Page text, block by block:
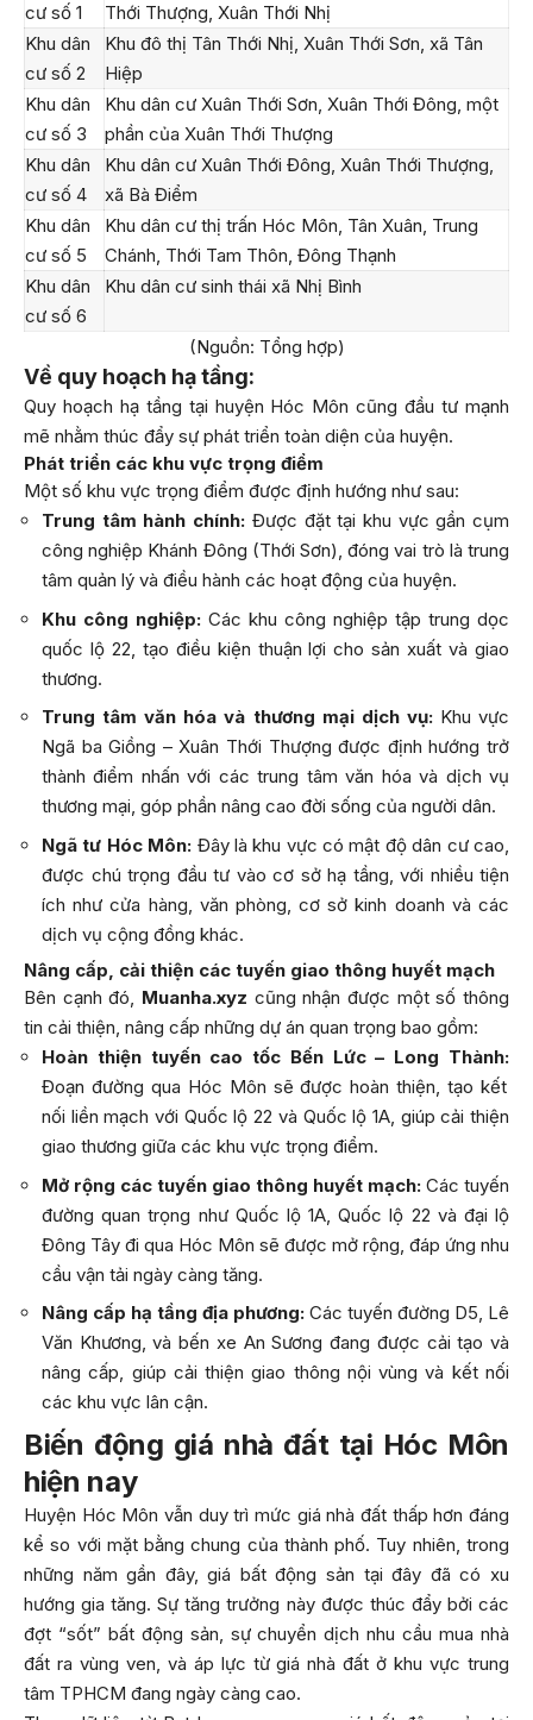
cư số 1
Thới Thượng, Xuân Thới Nhị
Khu dân
cư số 2
Khu đô thị Tân Thới Nhị, Xuân Thới Sơn, xã Tân
Hiệp
Khu dân
cư số 3
Khu dân cư Xuân Thới Sơn, Xuân Thới Đông, một
phần của Xuân Thới Thượng
Khu dân
cư số 4
Khu dân cư Xuân Thới Đông, Xuân Thới Thượng,
xã Bà Điểm
Khu dân
cư số 5
Khu dân cư thị trấn Hóc Môn, Tân Xuân, Trung
Chánh, Thới Tam Thôn, Đông Thạnh
Khu dân
cư số 6
Khu dân cư sinh thái xã Nhị Bình
(Nguồn: Tổng hợp)
Về quy hoạch hạ tầng:
Quy hoạch hạ tầng tại huyện Hóc Môn cũng đầu tư mạnh
mẽ nhằm thúc đẩy sự phát triển toàn diện của huyện.
Phát triển các khu vực trọng điểm
Một số khu vực trọng điểm được định hướng như sau:
Trung tâm hành chính: Được đặt tại khu vực gần cụm
công nghiệp Khánh Đông (Thới Sơn), đóng vai trò là trung
tâm quản lý và điều hành các hoạt động của huyện.
Khu công nghiệp: Các khu công nghiệp tập trung dọc
quốc lộ 22, tạo điều kiện thuận lợi cho sản xuất và giao
thương.
Trung tâm văn hóa và thương mại dịch vụ:Khu vực
Ngã ba Giồng – Xuân Thới Thượng được định hướng trở
thành điểm nhấn với các trung tâm văn hóa và dịch vụ
thương mại, góp phần nâng cao đời sống của người dân.
Ngã tư Hóc Môn: Đây là khu vực có mật độ dân cư cao,
được chú trọng đầu tư vào cơ sở hạ tầng, với nhiều tiện
ích như cửa hàng, văn phòng, cơ sở kinh doanh và các
dịch vụ cộng đồng khác.
Nâng cấp, cải thiện các tuyến giao thông huyết mạch
Bên cạnh đó, Muanha.xyz cũng nhận được một số thông
tin cải thiện, nâng cấp những dự án quan trọng bao gồm:
Hoàn thiện tuyến cao tốc Bến Lức – Long Thành:
Đoạn đường qua Hóc Môn sẽ được hoàn thiện, tạo kết
nối liền mạch với Quốc lộ 22 và Quốc lộ 1A, giúp cải thiện
giao thương giữa các khu vực trọng điểm.
Mở rộng các tuyến giao thông huyết mạch: Các tuyến
đường quan trọng như Quốc lộ 1A, Quốc lộ 22 và đại lộ
Đông Tây đi qua Hóc Môn sẽ được mở rộng, đáp ứng nhu
cầu vận tải ngày càng tăng.
Nâng cấp hạ tầng địa phương: Các tuyến đường D5, Lê
Văn Khương, và bến xe An Sương đang được cải tạo và
nâng cấp, giúp cải thiện giao thông nội vùng và kết nối
các khu vực lân cận.
Biến động giá nhà đất tại Hóc Môn
hiện nay
Huyện Hóc Môn vẫn duy trì mức giá nhà đất thấp hơn đáng
kể so với mặt bằng chung của thành phố. Tuy nhiên, trong
những năm gần đây, giá bất động sản tại đây đã có xu
hướng gia tăng. Sự tăng trưởng này được thúc đẩy bởi các
đợt “sốt” bất động sản, sự chuyển dịch nhu cầu mua nhà
đất ra vùng ven, và áp lực từ giá nhà đất ở khu vực trung
tâm TPHCM đang ngày càng cao.